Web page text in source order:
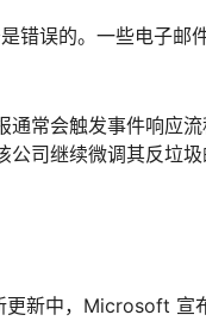
误的。一些电子邮
通常会触发事件响应
司继续微调其反垃
新中，Microsoft 宣